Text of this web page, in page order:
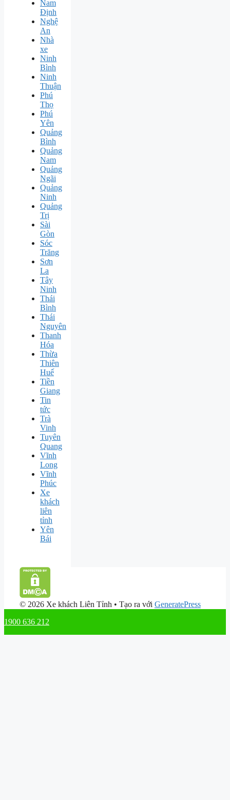
Nam
Định
Nghệ
An
Nhà
xe
Ninh
Bình
Ninh
Thuận
Phú
Thọ
Phú
Yên
Quảng
Bình
Quảng
Nam
Quảng
Ngãi
Quảng
Ninh
Quảng
Trị
Sài
Gòn
Sóc
Trăng
Sơn
La
Tây
Ninh
Thái
Bình
Thái
Nguyên
Thanh
Hóa
Thừa
Thiên
Huế
Tiền
Giang
Tin
tức
Trà
Vinh
Tuyên
Quang
Vĩnh
Long
Vĩnh
Phúc
Xe
khách
liên
tỉnh
Yên
Bái
© 2026 Xe khách Liên Tỉnh • Tạo ra với GeneratePress
1900 636 212